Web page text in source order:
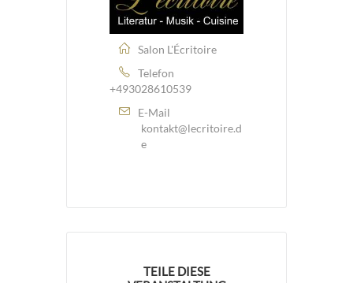
Salon L'Écritoire
Telefon
+493028610539
E-Mail
kontakt@lecritoire.d
e
TEILE DIESE